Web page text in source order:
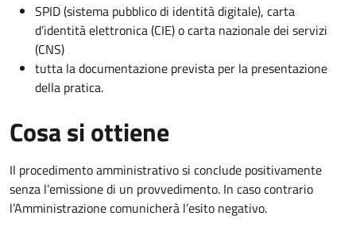
SPID (sistema pubblico di identità digitale), carta
d’identità elettronica (CIE) o carta nazionale dei servizi
(CNS)
tutta la documentazione prevista per la presentazione
della pratica.
Cosa si ottiene
Il procedimento amministrativo si conclude positivamente
senza l’emissione di un provvedimento. In caso contrario
l’Amministrazione comunicherà l’esito negativo.